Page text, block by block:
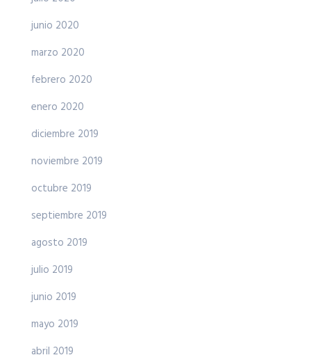
junio 2020
marzo 2020
febrero 2020
enero 2020
diciembre 2019
noviembre 2019
octubre 2019
septiembre 2019
agosto 2019
julio 2019
junio 2019
mayo 2019
abril 2019